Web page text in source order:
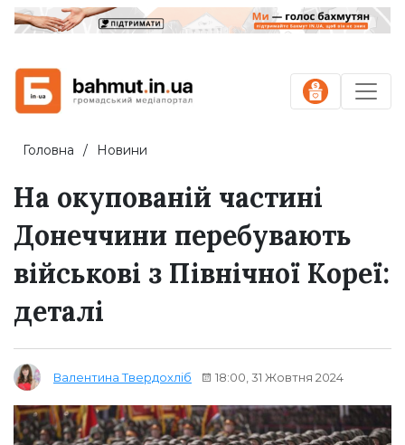
Головна Новини
На окупованій частині
Донеччини перебувають
військові з Північної Кореї:
деталі
Валентина Твердохліб 18:00, 31 Жовтня 2024